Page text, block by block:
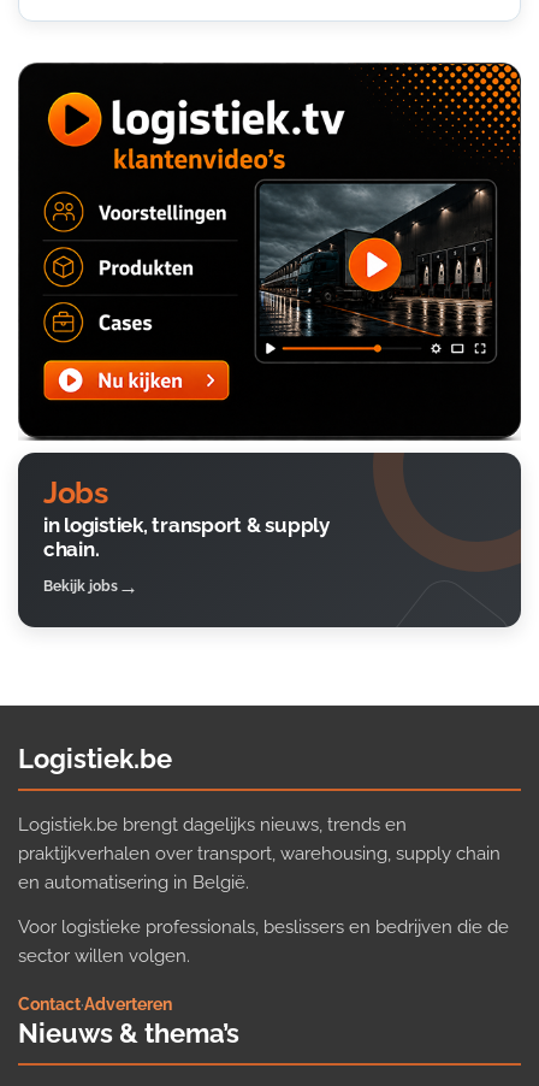
Jobs
in logistiek, transport & supply
chain.
Bekijk jobs
Logistiek.be
Logistiek.be brengt dagelijks nieuws, trends en
praktijkverhalen over transport, warehousing, supply chain
en automatisering in België.
Voor logistieke professionals, beslissers en bedrijven die de
sector willen volgen.
Contact·Adverteren
Nieuws & thema’s